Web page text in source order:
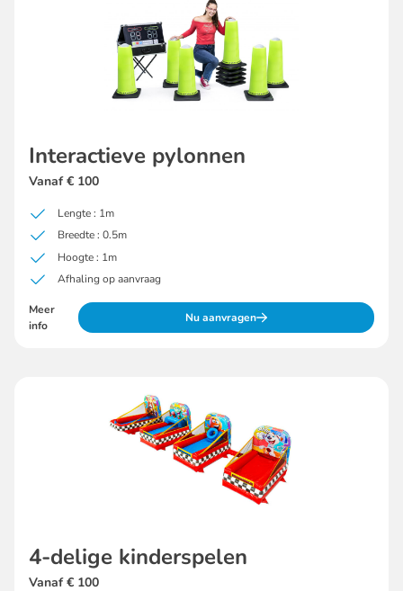
Interactieve pylonnen
Vanaf € 100
Lengte : 1m
Breedte : 0.5m
Hoogte : 1m
Afhaling op aanvraag
Meer
info
Nu aanvragen
4-delige kinderspelen
Vanaf € 100